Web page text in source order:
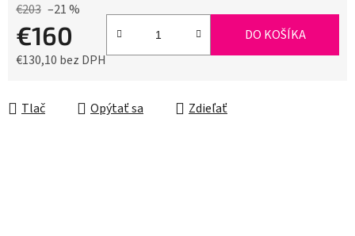
€203 –21 %
€160
€130,10 bez DPH
DO KOŠÍKA
Tlač Opýtať sa Zdieľať